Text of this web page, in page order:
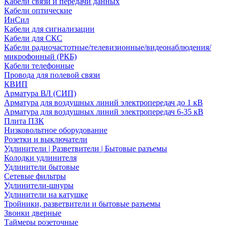
Кабели оптические
ИнСил
Кабели для сигнализации
Кабели для СКС
Кабели радиочастотные/телевизионные/видеонаблюдения/
микрофонный (РКБ)
Кабели телефонные
Провода для полевой связи
КВИП
Арматура ВЛ (СИП)
Арматура для воздушных линий электропередач до 1 кВ
Арматура для воздушных линий электропередач 6-35 кВ
Плита ПЗК
Низковольтное оборудование
Розетки и выключатели
Удлинители | Разветвители | Бытовые разъемы
Колодки удлинителя
Удлинители бытовые
Сетевые фильтры
Удлинители-шнуры
Удлинители на катушке
Тройники, разветвители и бытовые разъемы
Звонки дверные
Таймеры розеточные